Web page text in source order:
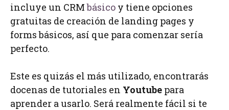
incluye un CRMbásico y tiene opciones
gratuitas de creación de landing pages y
forms básicos, así que para comenzar sería
perfecto.
Este es quizás el más utilizado, encontrarás
docenas de tutoriales en Youtube para
aprender a usarlo. Será realmente fácil si te